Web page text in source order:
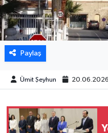
Paylaş
Ümit Şeyhun 20.06.2026